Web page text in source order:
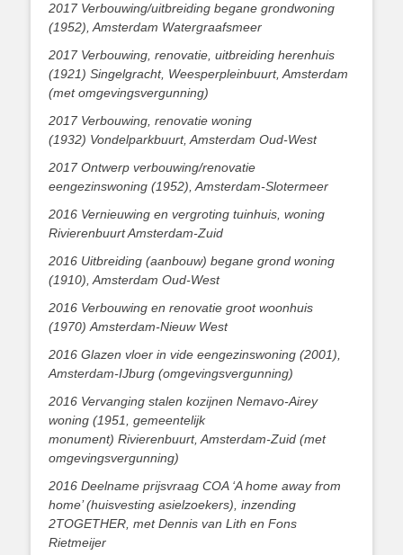
2017 Verbouwing/uitbreiding begane grondwoning
(1952), Amsterdam Watergraafsmeer
2017 Verbouwing, renovatie, uitbreiding herenhuis
(1921) Singelgracht, Weesperpleinbuurt, Amsterdam
(met omgevingsvergunning)
2017 Verbouwing, renovatie woning
(1932) Vondelparkbuurt, Amsterdam Oud-West
2017 Ontwerp verbouwing/renovatie
eengezinswoning (1952), Amsterdam-Slotermeer
2016 Vernieuwing en vergroting tuinhuis, woning
Rivierenbuurt Amsterdam-Zuid
2016 Uitbreiding (aanbouw) begane grond woning
(1910), Amsterdam Oud-West
2016 Verbouwing en renovatie groot woonhuis
(1970) Amsterdam-Nieuw West
2016 Glazen vloer in vide eengezinswoning (2001),
Amsterdam-IJburg (omgevingsvergunning)
2016 Vervanging stalen kozijnen Nemavo-Airey
woning (1951, gemeentelijk
monument) Rivierenbuurt, Amsterdam-Zuid (met
omgevingsvergunning)
2016 Deelname prijsvraag COA ‘A home away from
home’ (huisvesting asielzoekers), inzending
2TOGETHER, met Dennis van Lith en Fons
Rietmeijer